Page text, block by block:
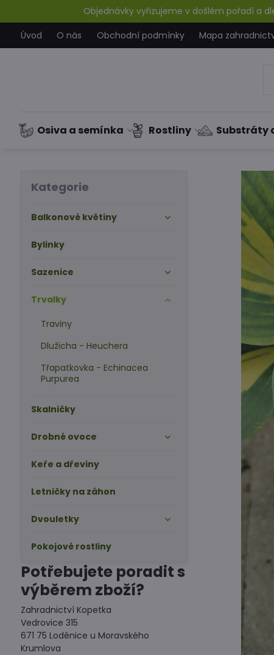
Objednávky vyřizujeme v došlém pořadí a
Úvod
O nás Obchodní podmínky Mapa
Osiva a semínka Rostliny Substráty
Kategorie
Balkonové květiny
Bylinky
Sazenice
Trvalky
Traviny
Dlužicha - Heuchera
Třapatkovka - Echinacea
Purpurea
Skalničky
Drobné ovoce
Keře a dřeviny
Letničky na záhon
Dvouletky
Pokojové rostliny
Potřebujete poradit s
výběrem zboží?
Zahradnictví Kopetka
Vedrovice 315
671 75 Loděnice u Moravského
Krumlova